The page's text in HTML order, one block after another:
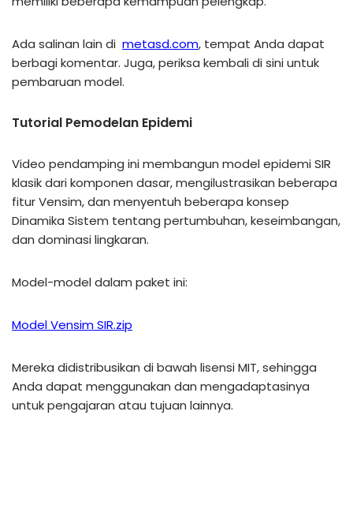
Ada salinan lain di metasd.com, tempat Anda dapat
berbagi komentar. Juga, periksa kembali di sini untuk
pembaruan model.
Tutorial Pemodelan Epidemi
Video pendamping ini membangun model epidemi SIR
klasik dari komponen dasar, mengilustrasikan beberapa
fitur Vensim, dan menyentuh beberapa konsep
Dinamika Sistem tentang pertumbuhan, keseimbangan,
dan dominasi lingkaran.
Model-model dalam paket ini:
Model Vensim SIR.zip
Mereka didistribusikan di bawah lisensi MIT, sehingga
Anda dapat menggunakan dan mengadaptasinya
untuk pengajaran atau tujuan lainnya.